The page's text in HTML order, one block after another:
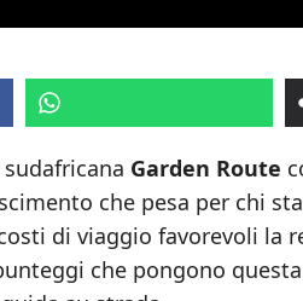
Garden Route
che pesa per chi
di viaggio favorevoli la
che pongono questa